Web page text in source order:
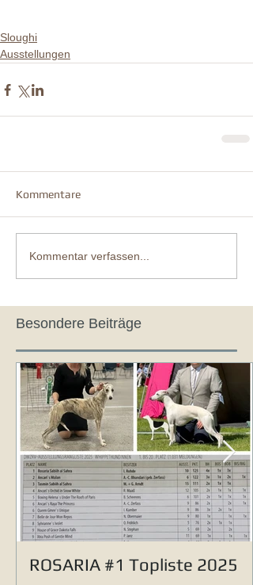
Sloughi
Ausstellungen
Kommentare
Kommentar verfassen...
Besondere Beiträge
ROSARIA #1 Topliste 2025